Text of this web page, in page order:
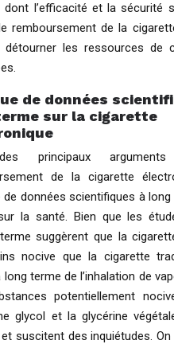
dont l’efficacité et la sécurité
remboursement de la
détourner les ressources de
de données
sur la cigarette
principaux
de la cigarette
de données scientifiques à
la santé. Bien que les
suggèrent que la
nocive que la cigarette
terme de l’inhalation de
potentiellement
glycol et la glycérine
suscitent des inquiétudes.